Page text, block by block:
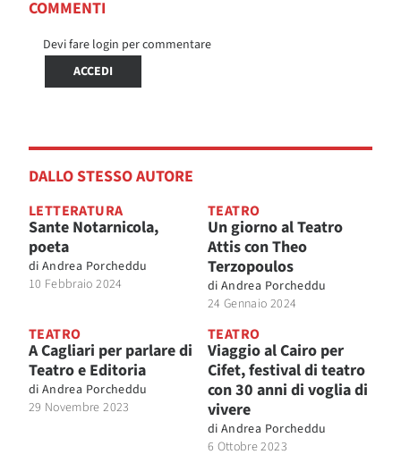
COMMENTI
Devi fare login per commentare
ACCEDI
DALLO STESSO AUTORE
LETTERATURA
Sante Notarnicola,
poeta
di Andrea Porcheddu
10 Febbraio 2024
TEATRO
Un giorno al Teatro
Attis con Theo
Terzopoulos
di Andrea Porcheddu
24 Gennaio 2024
TEATRO
A Cagliari per parlare di
Teatro e Editoria
di Andrea Porcheddu
29 Novembre 2023
TEATRO
Viaggio al Cairo per
Cifet, festival di teatro
con 30 anni di voglia di
vivere
di Andrea Porcheddu
6 Ottobre 2023